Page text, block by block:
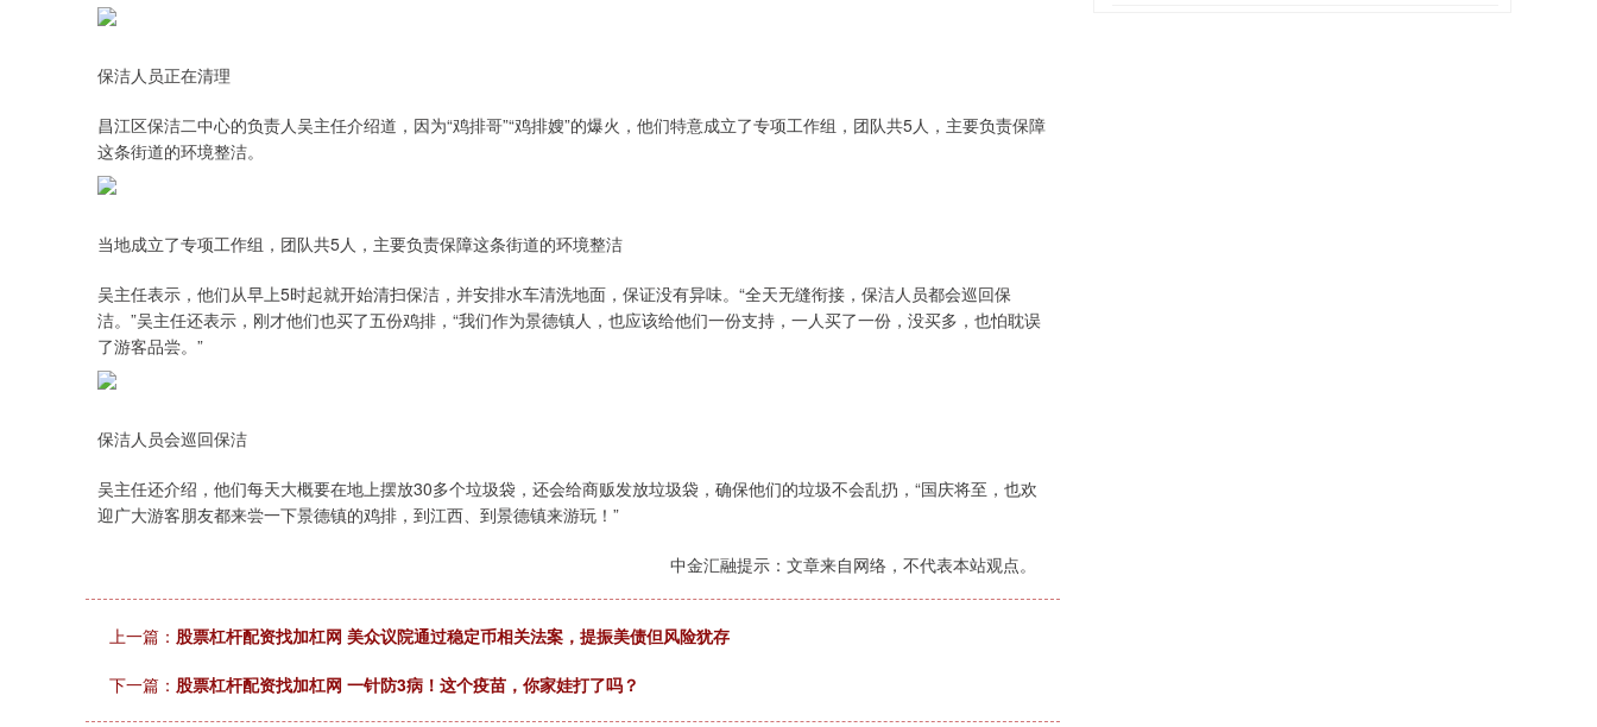
保洁人员正在清理
昌江区保洁二中心的负责人吴主任介绍道，因为“鸡排哥”“鸡排嫂”的爆火，他们特意成立了专项工作组，团队共5人，主要负责保障
这条街道的环境整洁。
当地成立了专项工作组，团队共5人，主要负责保障这条街道的环境整洁
吴主任表示，他们从早上5时起就开始清扫保洁，并安排水车清洗地面，保证没有异味。“全天无缝衔接，保洁人员都会巡回保
洁。”吴主任还表示，刚才他们也买了五份鸡排，“我们作为景德镇人，也应该给他们一份支持，一人买了一份，没买多，也怕耽误
了游客品尝。”
保洁人员会巡回保洁
吴主任还介绍，他们每天大概要在地上摆放30多个垃圾袋，还会给商贩发放垃圾袋，确保他们的垃圾不会乱扔，“国庆将至，也欢
迎广大游客朋友都来尝一下景德镇的鸡排，到江西、到景德镇来游玩！”
中金汇融提示：文章来自网络，不代表本站观点。
上一篇： 股票杠杆配资找加杠网 美众议院通过稳定币相关法案，提振美债但风险犹存
下一篇： 股票杠杆配资找加杠网 一针防3病！这个疫苗，你家娃打了吗？